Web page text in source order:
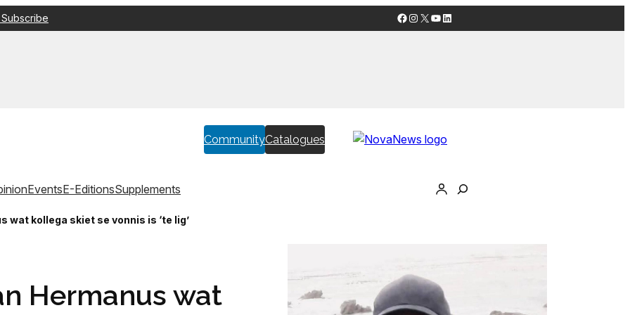
Facebook
Instagram
X YouTube
LinkedIn
CommunityCatalogues
EventsE-EditionsSupplements
wat kollega skiet se vonnis is ‘te lig’
Hermanus wat